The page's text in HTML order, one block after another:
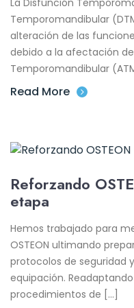
Temporomandibular
alteración de las
debido a la afectación
Temporomandibular
Read More
Reforzando
etapa
Hemos trabajado para
OSTEON ultimando
protocolos de seguridad
equipación.
procedimientos de […]